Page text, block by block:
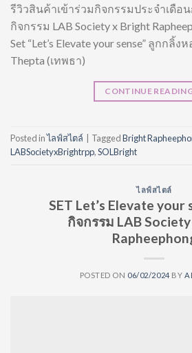
รีวิวสินค้าเข้าร่วมกิจกรรมประจำเดือ
กิจกรรม LAB Society x Bright
Set “Let’s Elevate your sense” ลูกกลิ้
Thepta (เทพธา)
CONTINUE
Posted inไลฟ์สไตล์ TaggedBright
LABSocietyxBrightrpp,SOLBright
ไลฟ์สไตล์
SET Let’s Elevate your
กิจกรรม LAB
POSTED ON 06/02/2024 BY